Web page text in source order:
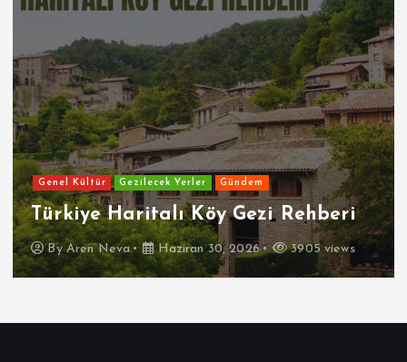
Genel Kültür Gezilecek Yerler Gündem
Türkiye Haritalı Köy Gezi Rehberi
ByAren Neva Haziran 30, 2026 3905 views